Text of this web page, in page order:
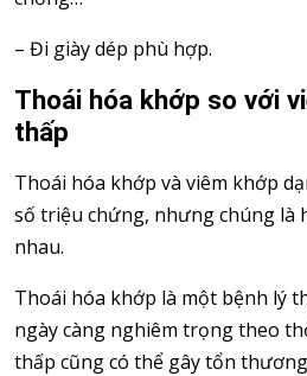
– Đi giày dép phù hợp.
Thoái hóa khớp so với
thấp
Thoái hóa khớp và viêm khớp
số triệu chứng, nhưng chúng là
nhau.
Thoái hóa khớp là một bệnh lý
ngày càng nghiêm trọng theo
thấp cũng có thể gây tổn